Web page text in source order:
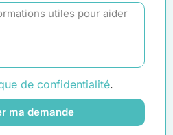
de confidentialité.
ma demande